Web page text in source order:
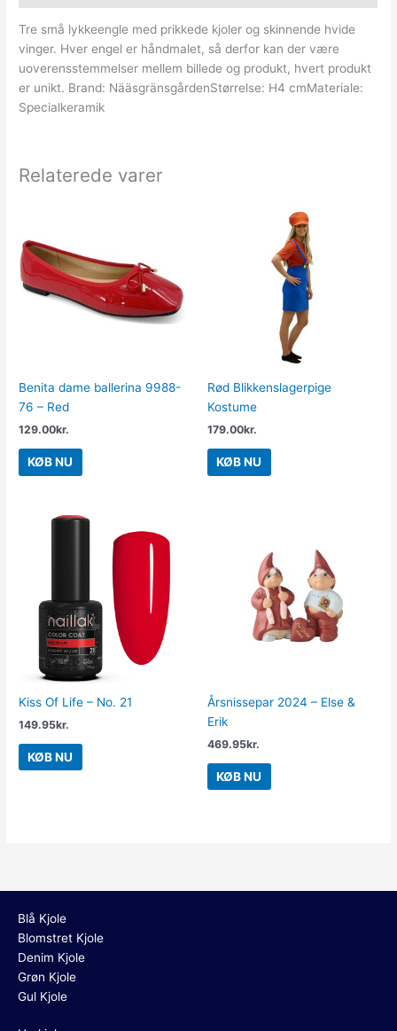
Tre små lykkeengle med prikkede kjoler og skinnende hvide
vinger. Hver engel er håndmalet, så derfor kan der være
uoverensstemmelser mellem billede og produkt, hvert produkt
er unikt. Brand: NääsgränsgårdenStørrelse: H4 cmMateriale:
Specialkeramik
Relaterede varer
Benita dame ballerina 9988-
76 – Red
129.00kr.
KØB NU
Rød Blikkenslagerpige
Kostume
179.00kr.
KØB NU
Kiss Of Life – No. 21
149.95kr.
KØB NU
Årsnissepar 2024 – Else &
Erik
469.95kr.
KØB NU
Blå Kjole
Blomstret Kjole
Denim Kjole
Grøn Kjole
Gul Kjole